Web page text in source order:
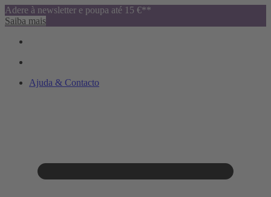
Adere à newsletter e poupa até 15 €**
Saiba mais
Ajuda & Contacto